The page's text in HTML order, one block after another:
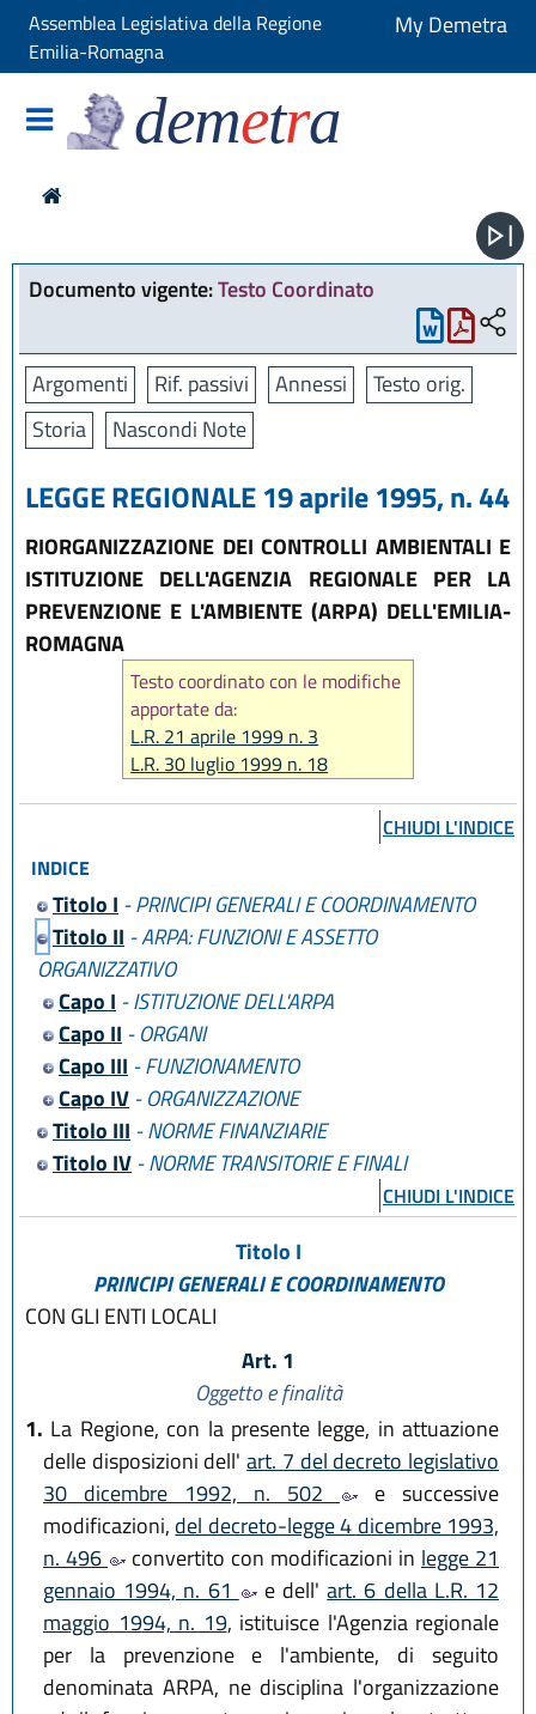
Assemblea Legislativa della Regione
Emilia-Romagna
My Demetra
demetra
Documento vigente:Testo Coordinato
Argomenti Rif. passivi Annessi
Testo orig.
Storia
Nascondi Note
LEGGE REGIONALE 19 aprile 1995, n. 44
RIORGANIZZAZIONE DEI CONTROLLI AMBIENTALI E
ISTITUZIONE DELL'AGENZIA REGIONALE PER LA
PREVENZIONE E L'AMBIENTE (ARPA) DELL'EMILIA-
ROMAGNA
Testo coordinato con le modifiche
apportate da:
L.R. 21 aprile 1999 n. 3
L.R. 30 luglio 1999 n. 18
L.R. 30 luglio 2015 n. 13
L.R. 30 maggio 2016 n. 9
L.R. 27 dicembre 2017 n. 25
L.R. 29 dicembre 2025, n. 11
L.R. 28 luglio 2026, n. 9
CHIUDI L'INDICE
INDICE
Titolo I - PRINCIPI GENERALI E COORDINAMENTO
Titolo II - ARPA: FUNZIONI E ASSETTO
ORGANIZZATIVO
Capo I - ISTITUZIONE DELL'ARPA
Capo II - ORGANI
Capo III - FUNZIONAMENTO
Capo IV- ORGANIZZAZIONE
Titolo III - NORME FINANZIARIE
Titolo IV- NORME TRANSITORIE E FINALI
CHIUDI L'INDICE
Titolo I
PRINCIPI GENERALI E COORDINAMENTO
CON GLI ENTI LOCALI
Art. 1
Oggetto e finalità
1. La Regione, con la presente legge, in attuazione
delle disposizioni dell'art. 7 del decreto legislativo
30 dicembre 1992, n. 502
e successive
modificazioni, del decreto-legge 4 dicembre 1993,
n. 496
convertito con modificazioni in legge 21
gennaio 1994, n. 61
e dell'art. 6 della L.R. 12
maggio 1994, n. 19, istituisce l'Agenzia regionale
per la prevenzione e l'ambiente, di seguito
denominata ARPA, ne disciplina l'organizzazione